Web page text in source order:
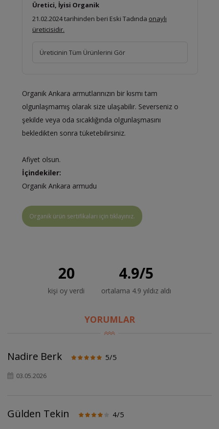
Üretici, İyisi Organik
21.02.2024 tarihinden beri Eski Tadında onaylı
üreticisidir.
Üreticinin Tüm Ürünlerini Gör
Organik Ankara armutlarınızın bir kısmı tam
olgunlaşmamış olarak size ulaşabilir. Severseniz o
şekilde veya oda sıcaklığında olgunlaşmasını
bekledikten sonra tüketebilirsiniz.
Afiyet olsun.
İçindekiler:
Organik Ankara armudu
Organik ürün sertifikaları için tıklayınız.
20
kişi oy verdi
4.9/5
ortalama 4.9 yıldız aldı
YORUMLAR
Nadire Berk 5/5
03.05.2026
Gülden Tekin 4/5